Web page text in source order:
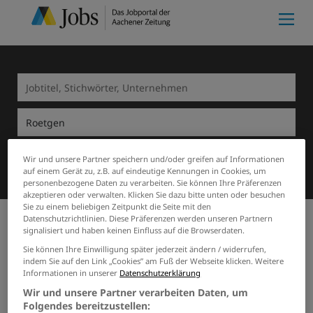
Suchen
1 Sicherheitsdienste Job in
Roetgen
Wir und unsere Partner speichern und/oder greifen auf Informationen
auf einem Gerät zu, z.B. auf eindeutige Kennungen in Cookies, um
personenbezogene Daten zu verarbeiten. Sie können Ihre Präferenzen
akzeptieren oder verwalten. Klicken Sie dazu bitte unten oder besuchen
Sie zu einem beliebigen Zeitpunkt die Seite mit den
Datenschutzrichtlinien. Diese Präferenzen werden unseren Partnern
signalisiert und haben keinen Einfluss auf die Browserdaten.
Sie können Ihre Einwilligung später jederzeit ändern / widerrufen,
indem Sie auf den Link „Cookies” am Fuß der Webseite klicken. Weitere
Informationen in unserer Datenschutzerklärung
Wir und unsere Partner verarbeiten Daten, um
Folgendes bereitzustellen: